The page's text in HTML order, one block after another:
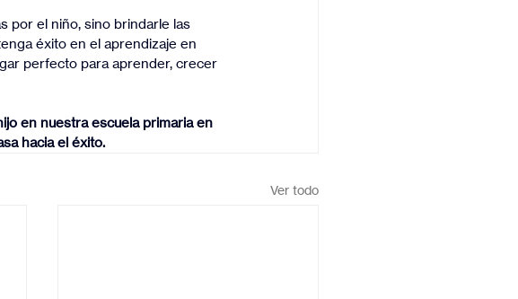
por el niño, sino brindarle las
éxito en el aprendizaje en
perfecto para aprender, crecer
en nuestra escuela primaria en
hacia el éxito.
Ver todo